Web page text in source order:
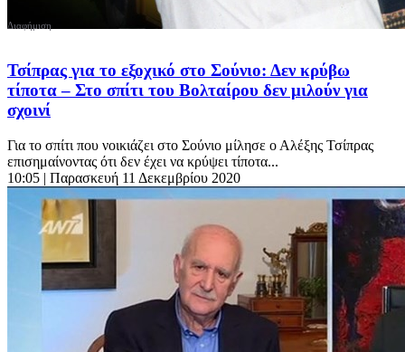
Τσίπρας για το εξοχικό στο Σούνιο: Δεν κρύβω
τίποτα – Στο σπίτι του Βολταίρου δεν μιλούν για
σχοινί
Για το σπίτι που νοικιάζει στο Σούνιο μίλησε ο Αλέξης Τσίπρας
επισημαίνοντας ότι δεν έχει να κρύψει τίποτα...
10:05 | Παρασκευή 11 Δεκεμβρίου 2020